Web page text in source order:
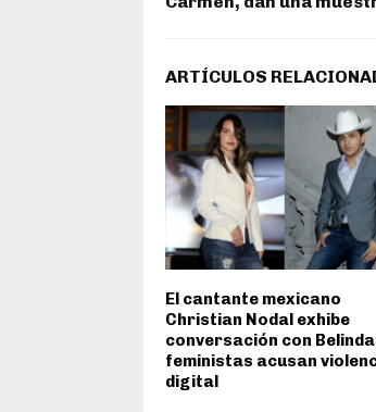
ARTÍCULOS
El cantante mexicano
Christian Nodal exhibe
conversación con
feministas acusan
digital